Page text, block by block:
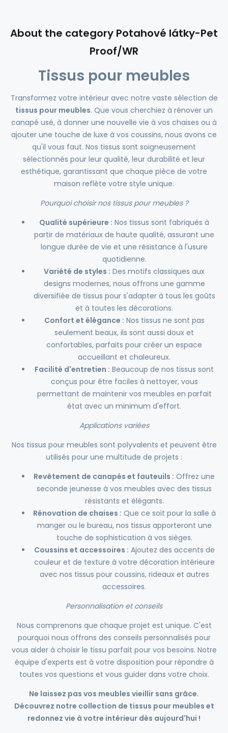
About the category Potahové látky-Pet
Proof/WR
Tissus pour meubles
Transformez votre intérieur avec notre vaste sélection de
tissus pour meubles. Que vous cherchiez à rénover un
canapé usé, à donner une nouvelle vie à vos chaises ou à
ajouter une touche de luxe à vos coussins, nous avons ce
qu'il vous faut. Nos tissus sont soigneusement
sélectionnés pour leur qualité, leur durabilité et leur
esthétique, garantissant que chaque pièce de votre
maison reflète votre style unique.
Pourquoi choisir nos tissus pour meubles ?
Qualité supérieure : Nos tissus sont fabriqués à
partir de matériaux de haute qualité, assurant une
longue durée de vie et une résistance à l'usure
quotidienne.
Variété de styles : Des motifs classiques aux
designs modernes, nous offrons une gamme
diversifiée de tissus pour s'adapter à tous les goûts
et à toutes les décorations.
Confort et élégance : Nos tissus ne sont pas
seulement beaux, ils sont aussi doux et
confortables, parfaits pour créer un espace
accueillant et chaleureux.
Facilité d'entretien : Beaucoup de nos tissus sont
conçus pour être faciles à nettoyer, vous
permettant de maintenir vos meubles en parfait
état avec un minimum d'effort.
Applications variées
Nos tissus pour meubles sont polyvalents et peuvent être
utilisés pour une multitude de projets :
Revêtement de canapés et fauteuils : Offrez une
seconde jeunesse à vos meubles avec des tissus
résistants et élégants.
Rénovation de chaises : Que ce soit pour la salle à
manger ou le bureau, nos tissus apporteront une
touche de sophistication à vos sièges.
Coussins et accessoires : Ajoutez des accents de
couleur et de texture à votre décoration intérieure
avec nos tissus pour coussins, rideaux et autres
accessoires.
Personnalisation et conseils
Nous comprenons que chaque projet est unique. C'est
pourquoi nous offrons des conseils personnalisés pour
vous aider à choisir le tissu parfait pour vos besoins. Notre
équipe d'experts est à votre disposition pour répondre à
toutes vos questions et vous guider dans votre choix.
Ne laissez pas vos meubles vieillir sans grâce.
Découvrez notre collection de tissus pour meubles et
redonnez vie à votre intérieur dès aujourd'hui !